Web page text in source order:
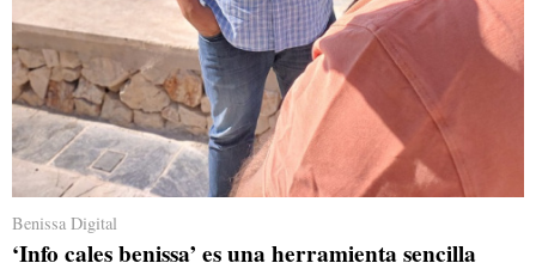
Benissa Digital
‘Info cales benissa’ es una herramienta sencilla